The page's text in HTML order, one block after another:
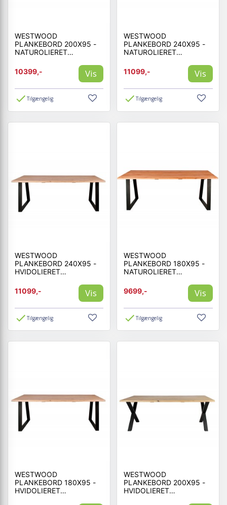
WESTWOOD
PLANKEBORD 200X95 -
NATUROLIERET
10399,-
Vis
Tilgængelig
WESTWOOD
PLANKEBORD 240X95 -
NATUROLIERET
11099,-
Vis
Tilgængelig
WESTWOOD
PLANKEBORD 240X95 -
HVIDOLIERET
11099,-
Vis
Tilgængelig
WESTWOOD
PLANKEBORD 180X95 -
NATUROLIERET
9699,-
Vis
Tilgængelig
WESTWOOD
PLANKEBORD 180X95 -
HVIDOLIERET
WESTWOOD
PLANKEBORD 200X95 -
HVIDOLIERET